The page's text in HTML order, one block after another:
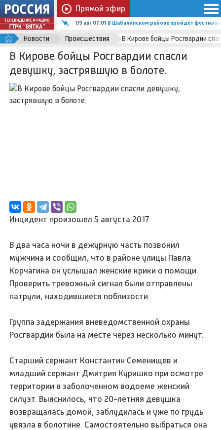
Прямой эфир
09 авг 06:02 В Афанасьевском округе создали
Новости Происшествия В Кирове бойцы Росгвардии
В Кирове бойцы Росгвардии спасли
девушку, застрявшую в болоте.
Инцидент произошел 5 августа 2017.
В два часа ночи в дежурную часть позвонил
мужчина и сообщил, что в районе улицы Павла
Корчагина он услышал женские крики о помощи.
Проверить тревожный сигнал были отправлены
патрули, находившиеся поблизости.
Группа задержания вневедомственной охраны
Росгвардии была на месте через несколько минут.
Старший сержант Константин Семенищев и
младший сержант Дмитрия Куришко при осмотре
территории в заболоченном водоеме женский
силуэт. Выяснилось, что 20-летняя девушка
возвращалась домой, заблудилась и уже по грудь
увязла в болотине. Самостоятельно выбраться она